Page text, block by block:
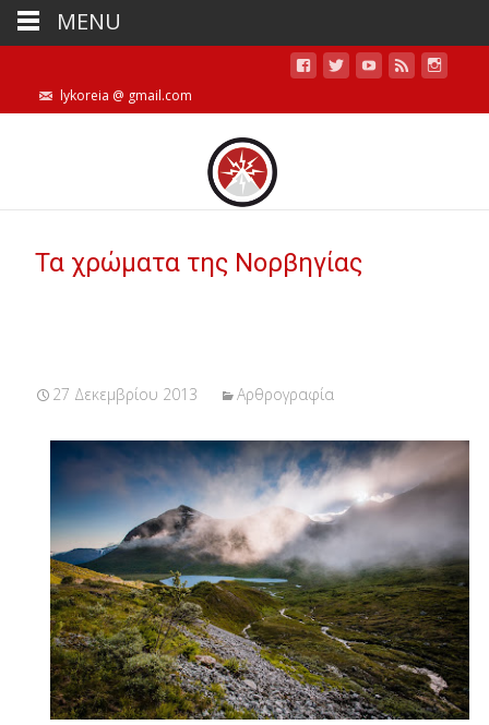
lykoreia @ gmail.com
Τα χρώματα της Νορβηγίας
27 Δεκεμβρίου 2013 Αρθρογραφία
MENU